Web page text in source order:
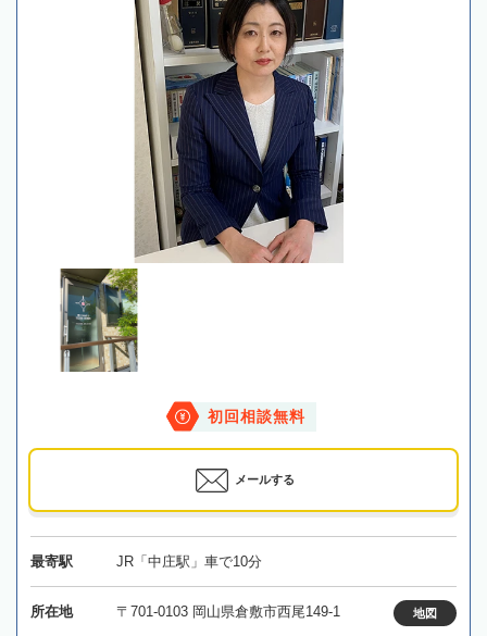
初回相談無料
メールする
最寄駅 JR「中庄駅」車で10分
所在地 〒701-0103 岡山県倉敷市西尾149-1 地図